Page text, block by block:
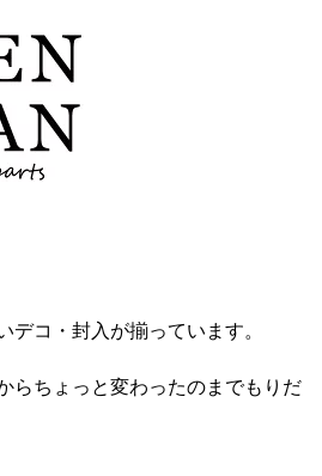
デコ・封入が揃っています。
らちょっと変わったのまでもりだ